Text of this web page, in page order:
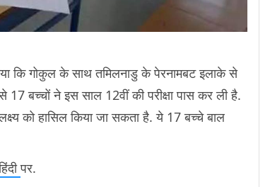
कि गोकुल के साथ तमिलनाडु के पेरनामबट इलाके से
बच्चों ने इस साल 12वीं की परीक्षा पास कर ली है.
को हासिल किया जा सकता है. ये 17 बच्चे बाल
पर.